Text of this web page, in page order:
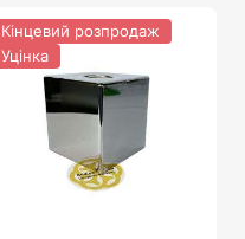
Кінцевий розпродаж
Уцінка